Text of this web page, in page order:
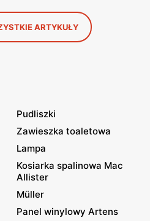
ARTYKUŁY
Pudliszki
Zawieszka toaletowa
Lampa
Kosiarka spalinowa Mac
Allister
Müller
Panel winylowy Artens